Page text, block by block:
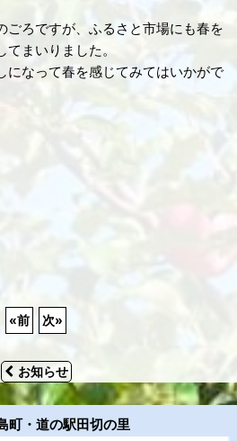
ごろですが、ふるさと市場にも春を
まいりました。
になって春を感じてみてはいかがで
«前 次»
お知らせ
町・道の駅田切の里